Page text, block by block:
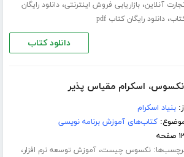
آنلاین،بازاریابی فروش اینترنتی،دانلود رایگان
،دانلود رایگان کتاب pdf
دانلود کتاب
نکسوس، اسکرام مقیاس پذیر
بنیاد اسکرام
کتاب‌های آموزش برنامه نویسی
نکسوس چیست،آموزش توسعه نرم افزار،